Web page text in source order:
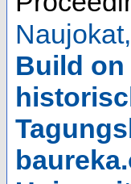
Build on